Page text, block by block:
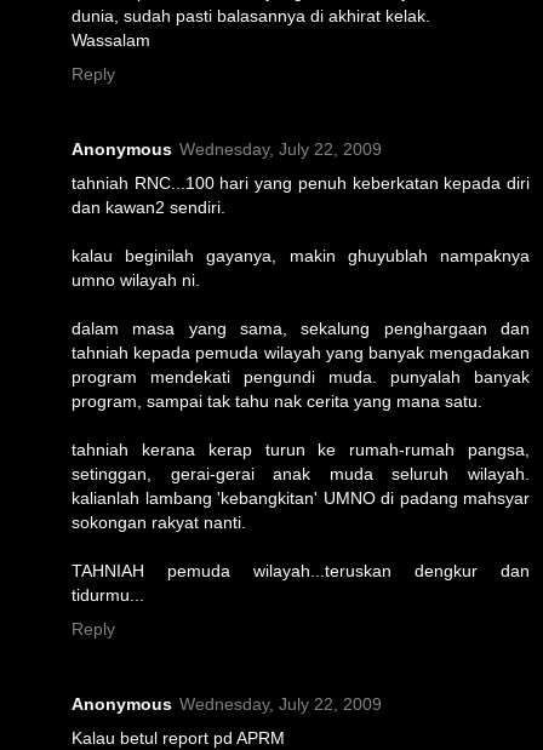
dunia, sudah pasti balasannya di akhirat kelak.
Wassalam
Reply
Anonymous Wednesday, July 22, 2009
tahniah RNC...100 hari yang penuh keberkatan kepada diri
dan kawan2 sendiri.
kalau beginilah gayanya, makin ghuyublah nampaknya
umno wilayah ni.
dalam masa yang sama, sekalung penghargaan dan
tahniah kepada pemuda wilayah yang banyak mengadakan
program mendekati pengundi muda. punyalah banyak
program, sampai tak tahu nak cerita yang mana satu.
tahniah kerana kerap turun ke rumah-rumah pangsa,
setinggan, gerai-gerai anak muda seluruh wilayah.
kalianlah lambang 'kebangkitan' UMNO di padang mahsyar
sokongan rakyat nanti.
TAHNIAH pemuda wilayah...teruskan dengkur dan
tidurmu...
Reply
Anonymous Wednesday, July 22, 2009
Kalau betul report pd APRM